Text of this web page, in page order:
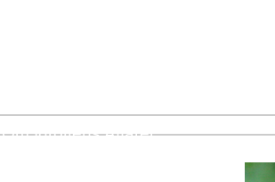
Om Idrottens Affärer